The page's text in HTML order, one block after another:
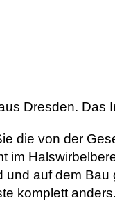
Dresden. Das
die von der
im
auf dem
komplett